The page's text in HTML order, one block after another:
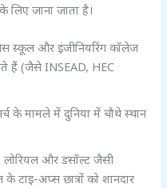
लिए जाना जाता है।
स्कूल और इंजीनियरिंग कॉलेज
हैं (जैसे INSEAD, HEC
के मामले में दुनिया में चौथे स्थान
और डसॉल्ट जैसी
टाइ-अप्स छात्रों को शानदार